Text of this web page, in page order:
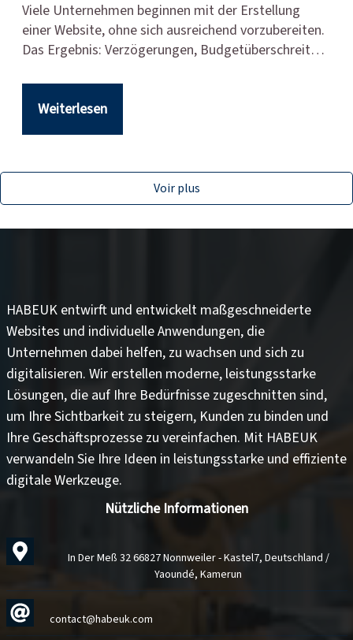
Viele Unternehmen beginnen mit der Erstellung
einer Website, ohne sich ausreichend vorzubereiten.
Das Ergebnis: Verzögerungen, Budgetüberschreit…
Weiterlesen
Voir plus
HABEUK entwirft und entwickelt maßgeschneiderte
Websites und individuelle Anwendungen, die
Unternehmen dabei helfen, zu wachsen und sich zu
digitalisieren. Wir erstellen moderne, leistungsstarke
Lösungen, die auf Ihre Bedürfnisse zugeschnitten sind,
um Ihre Sichtbarkeit zu steigern, Kunden zu binden und
Ihre Geschäftsprozesse zu vereinfachen. Mit HABEUK
verwandeln Sie Ihre Ideen in leistungsstarke und effiziente
digitale Werkzeuge.
Nützliche Informationen
In Der Meß 32 66827 Nonnweiler - Kastel7, Deutschland /
Yaoundé, Kamerun
contact@habeuk.com